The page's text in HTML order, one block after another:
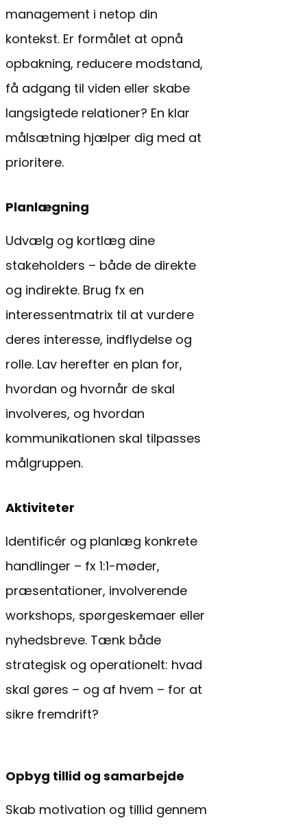
management i netop din
kontekst. Er formålet at opnå
opbakning, reducere modstand,
få adgang til viden eller skabe
langsigtede relationer? En klar
målsætning hjælper dig med at
prioritere.
Planlægning
Udvælg og kortlæg dine
stakeholders – både de direkte
og indirekte. Brug fx en
interessentmatrix til at vurdere
deres interesse, indflydelse og
rolle. Lav herefter en plan for,
hvordan og hvornår de skal
involveres, og hvordan
kommunikationen skal tilpasses
målgruppen.
Aktiviteter
Identificér og planlæg konkrete
handlinger – fx 1:1-møder,
præsentationer, involverende
workshops, spørgeskemaer eller
nyhedsbreve. Tænk både
strategisk og operationelt: hvad
skal gøres – og af hvem – for at
sikre fremdrift?
Opbyg tillid og samarbejde
Skab motivation og tillid gennem